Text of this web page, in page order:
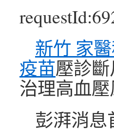
新竹 家
疫苗壓診
治理高血
彭湃消息